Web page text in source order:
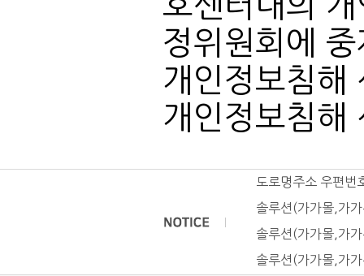
정위원회에
개인정보침
개인정보침
도로명주소 우편번
솔루션(가가몰,가
솔루션(가가몰,가
솔루션(가가몰,가